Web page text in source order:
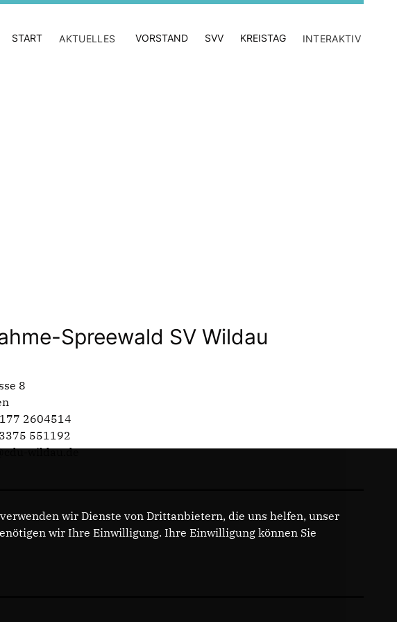
START AKTUELLES VORSTAND SVV KREISTAG INTERAKTIV
Spreewald SV Wildau
8
2604514
551192
wildau.de
wir Dienste von Drittanbietern, die uns helfen, unser
wir Ihre Einwilligung. Ihre Einwilligung können Sie